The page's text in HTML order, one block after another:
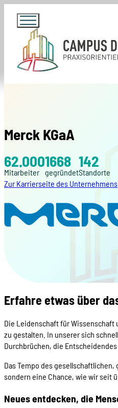
Merck KGaA
62.000
Mitarbeiter
1668
gegründet
142
Standorte
Zur Karrierseite des Unternehmens
Erfahre etwas über
Die Leidenschaft für Wissenschaft
zu gestalten. In unserer sich
Durchbrüchen, die
Das Tempo des
sondern eine Chance, wie wir seit
Neues entdecken, die